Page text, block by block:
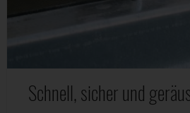
Schnell, sicher und